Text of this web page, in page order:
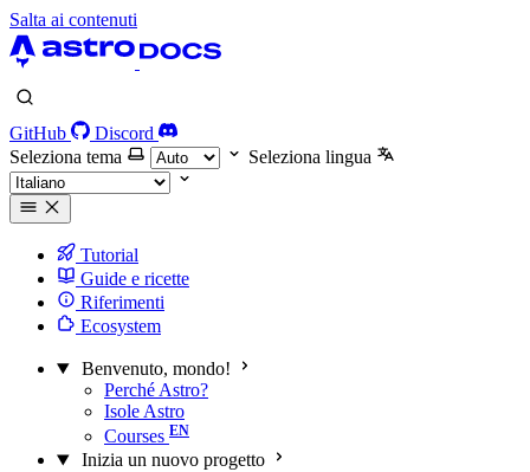
Salta ai contenuti
GitHub
Discord
Seleziona tema
Seleziona lingua
Tutorial
Guide e ricette
Riferimenti
Ecosystem
Benvenuto, mondo!
Perché Astro?
Isole Astro
Courses
Inizia un nuovo progetto